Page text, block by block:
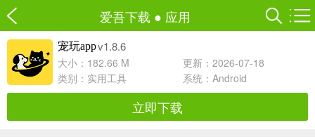
爱吾下载 ● 应用
宠玩appv1.8.6
大小：182.66 M
更新：2026-07-18
类别： 实用工具 系统：Android
立即下载